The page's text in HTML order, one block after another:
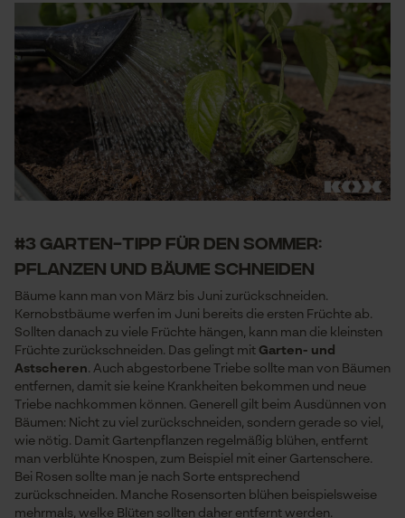
#3 Garten-Tipp für den Sommer:
Pflanzen und Bäume schneiden
Bäume kann man von März bis Juni zurückschneiden.
Kernobstbäume werfen im Juni bereits die ersten Früchte ab.
Sollten danach zu viele Früchte hängen, kann man die kleinsten
Früchte zurückschneiden. Das gelingt mit Garten- und
Astscheren. Auch abgestorbene Triebe sollte man von Bäumen
entfernen, damit sie keine Krankheiten bekommen und neue
Triebe nachkommen können. Generell gilt beim Ausdünnen von
Bäumen: Nicht zu viel zurückschneiden, sondern gerade so viel,
wie nötig. Damit Gartenpflanzen regelmäßig blühen, entfernt
man verblühte Knospen, zum Beispiel mit einer Gartenschere.
Bei Rosen sollte man je nach Sorte entsprechend
zurückschneiden. Manche Rosensorten blühen beispielsweise
mehrmals, welke Blüten sollten daher entfernt werden.